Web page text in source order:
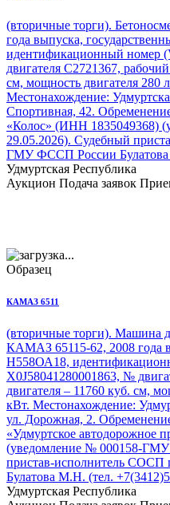
(вторичные торги).
года выпуска,
идентификационный номер
двигателя C2721367,
см, мощность двигателя 280
Местонахождение:
Спортивная, 42.
«Колос» (ИНН 1835049368)
29.05.2026). Судебный
ГМУ ФССП России Булатова
Удмуртская Республика
Аукцион Подача заявок
Образец
КАМАЗ 6511
(вторичные торги). Машина
КАМАЗ 65115-62, 2008 года
Н558ОА18,
X0J58041280001863, №
двигателя – 11760 куб. см,
кВт. Местонахождение:
ул. Дорожная, 2.
«Удмуртское автодорожное
(уведомление № 000158-ГМУ
пристав-исполнитель
Булатова М.Н. (тел.
Удмуртская Республика